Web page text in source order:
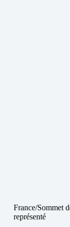
France/Sommet
représenté